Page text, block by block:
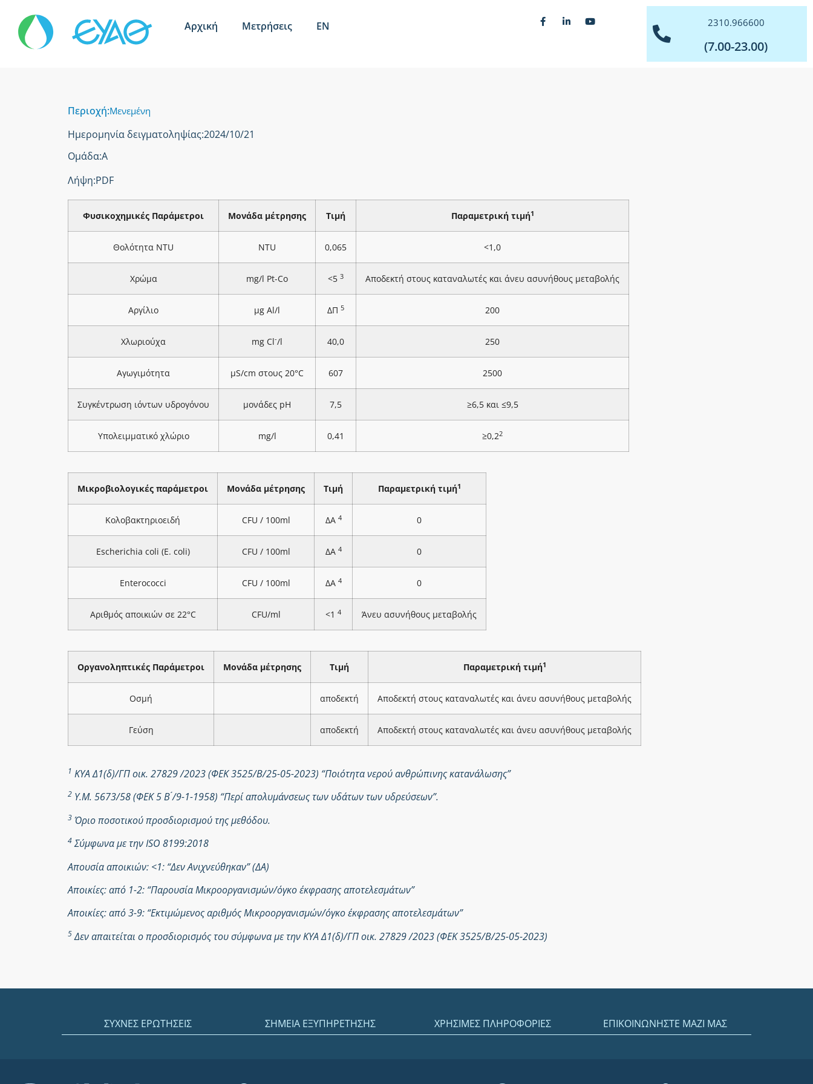
Αρχική Μετρήσεις EN 2310.966600
(7.00-23.00)
Περιοχή:Μενεμένη
Ημερομηνία δειγματοληψίας:2024/10/21
Ομάδα:Α
Λήψη:PDF
Φυσικοχημικές Παράμετροι Μονάδα μέτρησης Τιμή Παραμετρική τιμή1
Θολότητα NTU NTU 0,065 <1,0
Χρώμα mg/l Pt-Co <5 3 Αποδεκτή στους καταναλωτές και άνευ ασυνήθους μεταβολής
Αργίλιο μg Al/l ΔΠ 5 200
Χλωριούχα mg Cl-/l 40,0 250
Αγωγιμότητα μS/cm στους 20°C 607 2500
Συγκέντρωση ιόντων υδρογόνου μονάδες pH 7,5 ≥6,5 και ≤9,5
Υπολειμματικό χλώριο mg/l 0,41 ≥0,22
Μικροβιολογικές παράμετροι Μονάδα μέτρησης Τιμή Παραμετρική τιμή1
Κολοβακτηριοειδή CFU / 100ml ΔΑ 4 0
Escherichia coli (E. coli) CFU / 100ml ΔΑ 4 0
Enterococci CFU / 100ml ΔΑ 4 0
Αριθμός αποικιών σε 22°C CFU/ml <1 4 Άνευ ασυνήθους μεταβολής
Οργανοληπτικές Παράμετροι Μονάδα μέτρησης Τιμή Παραμετρική τιμή1
Οσμή αποδεκτή Αποδεκτή στους καταναλωτές και άνευ ασυνήθους μεταβολής
Γεύση αποδεκτή Αποδεκτή στους καταναλωτές και άνευ ασυνήθους μεταβολής
1 ΚΥΑ Δ1(δ)/ΓΠ οικ. 27829 /2023 (ΦΕΚ 3525/Β/25-05-2023) “Ποιότητα νερού ανθρώπινης κατανάλωσης”
2 Υ.Μ. 5673/58 (ΦΕΚ 5 Β ́/9-1-1958) “Περί απολυμάνσεως των υδάτων των υδρεύσεων”.
3 Όριο ποσοτικού προσδιορισμού της μεθόδου.
4Σύμφωνα με την ISO 8199:2018
Απουσία αποικιών: <1: “Δεν Ανιχνεύθηκαν” (ΔΑ)
Αποικίες: από 1-2: “Παρουσία Μικροοργανισμών/όγκο έκφρασης αποτελεσμάτων”
Αποικίες: από 3-9: “Εκτιμώμενος αριθμός Μικροοργανισμών/όγκο έκφρασης αποτελεσμάτων”
5Δεν απαιτείται ο προσδιορισμός του σύμφωνα με την ΚΥΑ Δ1(δ)/ΓΠ οικ. 27829 /2023 (ΦΕΚ 3525/Β/25-05-2023)
ΣΥΧΝΕΣ ΕΡΩΤΗΣΕΙΣ ΣΗΜΕΙΑ ΕΞΥΠΗΡΕΤΗΣΗΣ ΧΡΗΣΙΜΕΣ ΠΛΗΡΟΦΟΡΙΕΣ ΕΠΙΚΟΙΝΩΝΗΣΤΕ ΜΑΖΙ ΜΑΣ